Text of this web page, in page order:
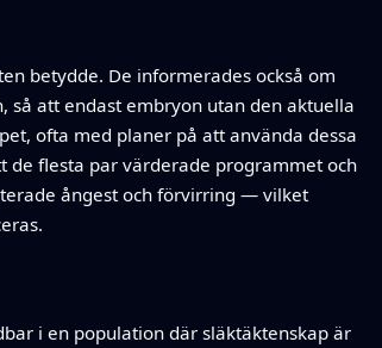
betydde. De informerades också om
att endast embryon utan den aktuella
ofta med planer på att använda dessa
de flesta par värderade programmet och
ångest och förvirring — vilket
i en population där släktäktenskap är